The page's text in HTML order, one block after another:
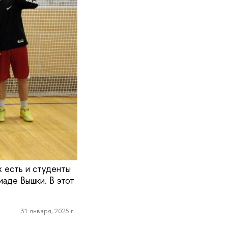
есть и студенты
Вышки. В этот
31 января, 2025 г.